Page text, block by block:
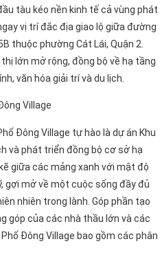
tàu kéo nền kinh tế cả vùng phát
vị trí đắc địa giao lộ giữa đường
thuộc phường Cát Lái, Quận 2.
lớn mở rộng, đồng bộ về hạ tầng
văn hóa giải trí và du lịch.
Village
Đông Village tự hào là dự án Khu
và phát triển đồng bộ cơ sở hạ
giữa các mảng xanh với mật độ
gợi mở về một cuộc sống đầy đủ
nhiên trong lành. Góp phần tạo
góp của các nhà thầu lớn và các
Đông Village bao gồm các phân